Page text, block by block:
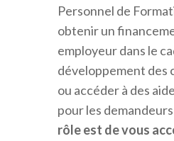
Personnel de
obtenir un
employeur dans le
développement des
ou accéder à des
pour les demandeurs
rôle est de vous